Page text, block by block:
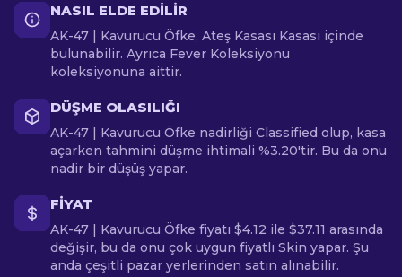
NASIL ELDE EDILIR
AK-47 | Kavurucu Öfke, Ateş Kasası Kasası içinde
bulunabilir. Ayrıca Fever Koleksiyonu
koleksiyonuna aittir.
DÜŞME OLASILIĞI
AK-47 | Kavurucu Öfke nadirliği Classified olup, kasa
açarken tahmini düşme ihtimali %3.20'tir. Bu da onu
nadir bir düşüş yapar.
FIYAT
AK-47 | Kavurucu Öfke fiyatı $4.12 ile $37.11 arasında
değişir, bu da onu çok uygun fiyatlı Skin yapar. Şu
anda çeşitli pazar yerlerinden satın alınabilir.